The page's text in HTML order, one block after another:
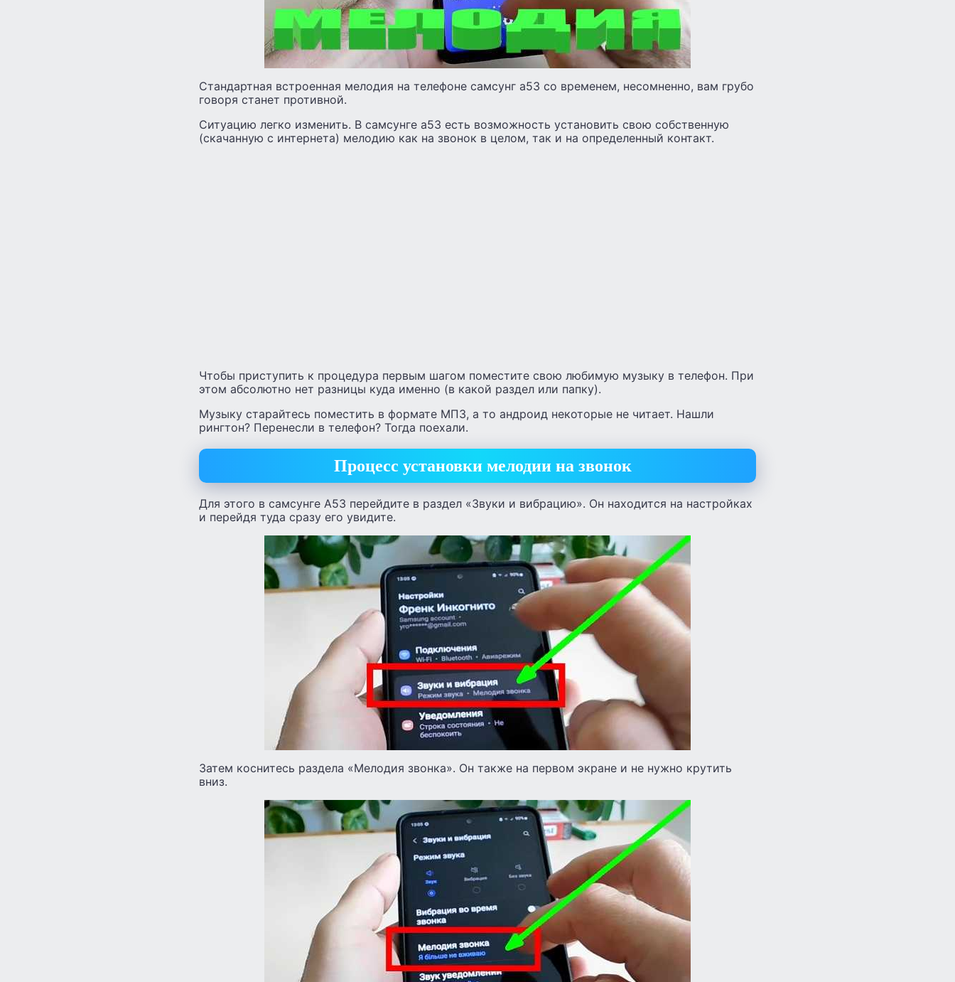
Стандартная встроенная мелодия на телефоне самсунг а53 со временем, несомненно, вам грубо
говоря станет противной.
Ситуацию легко изменить. В самсунге а53 есть возможность установить свою собственную
(скачанную с интернета) мелодию как на звонок в целом, так и на определенный контакт.
Чтобы приступить к процедура первым шагом поместите свою любимую музыку в телефон. При
этом абсолютно нет разницы куда именно (в какой раздел или папку).
Музыку старайтесь поместить в формате МП3, а то андроид некоторые не читает. Нашли
рингтон? Перенесли в телефон? Тогда поехали.
Процесс установки мелодии на звонок
Для этого в самсунге А53 перейдите в раздел «Звуки и вибрацию». Он находится на настройках
и перейдя туда сразу его увидите.
Затем коснитесь раздела «Мелодия звонка». Он также на первом экране и не нужно крутить
вниз.